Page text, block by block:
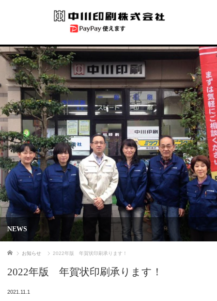
NEWS
ホーム お知らせ 2022年版 年賀状印刷承ります！
2022年版 年賀状印刷承ります！
2021.11.1